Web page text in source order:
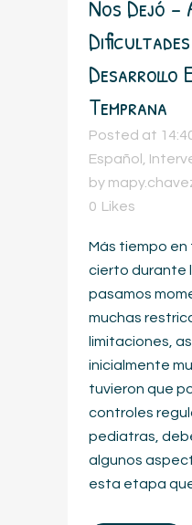
Nos Dejó –
Desarrollo
Temprana
Posted at
Español
by
0 Likes
Más tiempo en
cierto durante
pasamos
muchas
limitaciones,
inicialmente
tuvieron que
controles
pediatras,
algunos
esta etapa que